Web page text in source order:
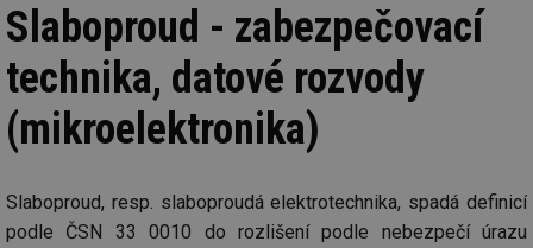
Slaboproud - zabezpečovací
technika, datové rozvody
(mikroelektronika)
Slaboproud, resp. slaboproudá elektrotechnika, spadá definicí
podle ČSN 33 0010 do rozlišení podle nebezpečí úrazu